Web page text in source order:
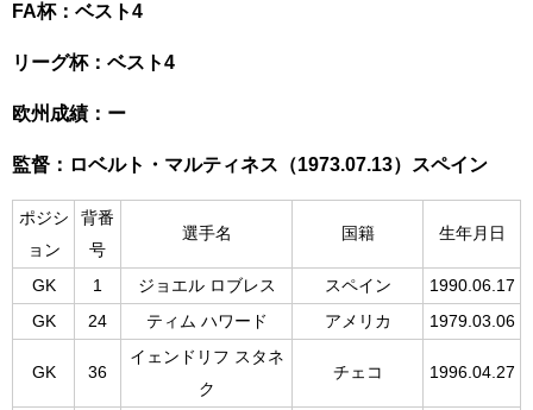
FA杯：ベスト4
リーグ杯：ベスト4
欧州成績：ー
監督：ロベルト・マルティネス（1973.07.13）スペイン
ポジシ
ョン
背番
号
選手名 国籍 生年月日
GK 1 ジョエル ロブレス スペイン
1990.06.17
GK
24 ティム ハワード アメリカ 1979.03.06
GK 36
イェンドリフ スタネ
ク
チェコ 1996.04.27